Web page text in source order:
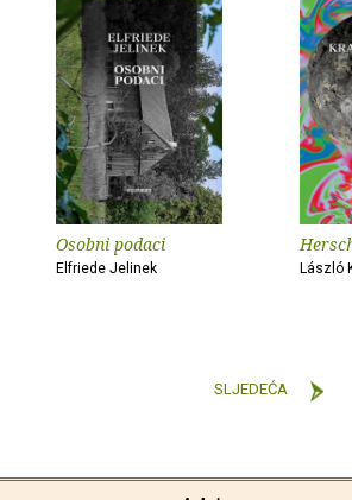
Osobni podaci
Elfriede Jelinek László
SLJEDEĆA